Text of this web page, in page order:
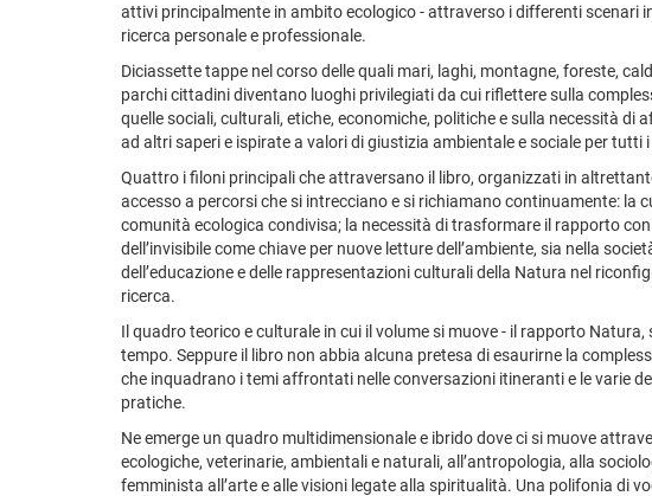
attivi principalmente in ambito ecologico - attraverso i differenti scenari
ricerca personale e professionale.
Diciassette tappe nel corso delle quali mari, laghi, montagne, foreste,
parchi cittadini diventano luoghi privilegiati da cui riflettere sulla
quelle sociali, culturali, etiche, economiche, politiche e sulla necessità
ad altri saperi e ispirate a valori di giustizia ambientale e sociale per tutti
Quattro i filoni principali che attraversano il libro, organizzati in
accesso a percorsi che si intrecciano e si richiamano continuamente: la
comunità ecologica condivisa; la necessità di trasformare il rapporto
dell’invisibile come chiave per nuove letture dell’ambiente, sia nella
dell’educazione e delle rappresentazioni culturali della Natura nel
ricerca.
Il quadro teorico e culturale in cui il volume si muove - il rapporto
tempo. Seppure il libro non abbia alcuna pretesa di esaurirne la
che inquadrano i temi affrontati nelle conversazioni itineranti e le varie
pratiche.
Ne emerge un quadro multidimensionale e ibrido dove ci si muove
ecologiche, veterinarie, ambientali e naturali, all’antropologia, alla
femminista all’arte e alle visioni legate alla spiritualità. Una polifonia di